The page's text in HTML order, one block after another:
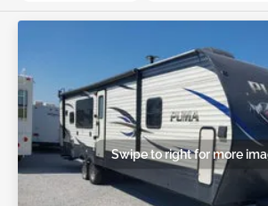
Swipe to right for more